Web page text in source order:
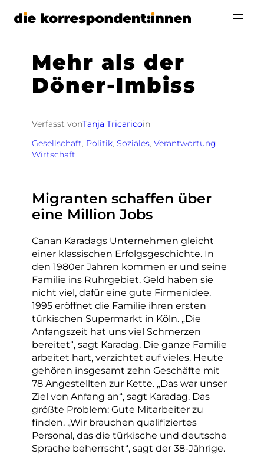
Zum
Mehr als der
Döner-Imbiss
Verfasst vonTanja Tricaricoin
Gesellschaft, Politik, Soziales, Verantwortung
Wirtschaft
Migranten schaffen über
eine Million Jobs
Canan Karadags Unternehmen gleicht
einer klassischen Erfolgsgeschichte. In
den 1980er Jahren kommen er und seine
Familie ins Ruhrgebiet. Geld haben sie
nicht viel, dafür eine gute Firmenidee.
1995 eröffnet die Familie ihren ersten
türkischen Supermarkt in Köln. „Die
Anfangszeit hat uns viel Schmerzen
bereitet“, sagt Karadag. Die ganze Familie
arbeitet hart, verzichtet auf vieles. Heute
gehören insgesamt zehn Geschäfte mit
78 Angestellten zur Kette. „Das war unser
Ziel von Anfang an“, sagt Karadag. Das
größte Problem: Gute Mitarbeiter zu
finden. „Wir brauchen qualifiziertes
Personal, das die türkische und deutsche
Sprache beherrscht“, sagt der 38-Jährige.